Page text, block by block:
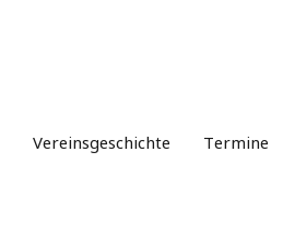
Vereinsgeschichte Termine